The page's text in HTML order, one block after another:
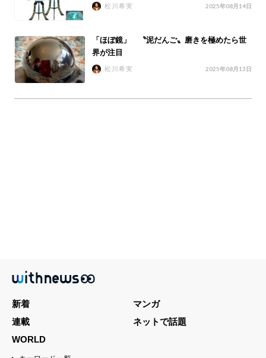
松川希実 2025年08月14日
「ほぼ鏡」 〝泥だんご〟磨きを極めたら世
界が注目
松川希実 2025年08月13日
新着
マンガ
連載
ネットで話題
WORLD